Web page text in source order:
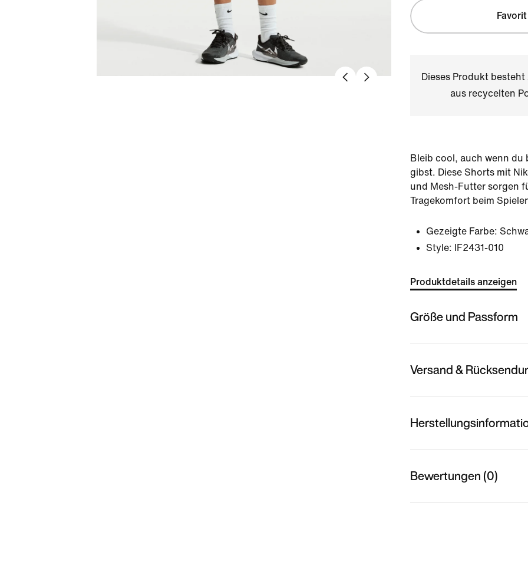
Favorit
Dieses Produkt
aus recycelten
Bleib cool, auch wenn du
gibst. Diese Shorts mit
und Mesh-Futter sorgen
Tragekomfort beim
Gezeigte Farbe:
Style:
IF2431-010
Produktdetails anzeigen
Größe und Passform
Versand &
Bewertungen (0)